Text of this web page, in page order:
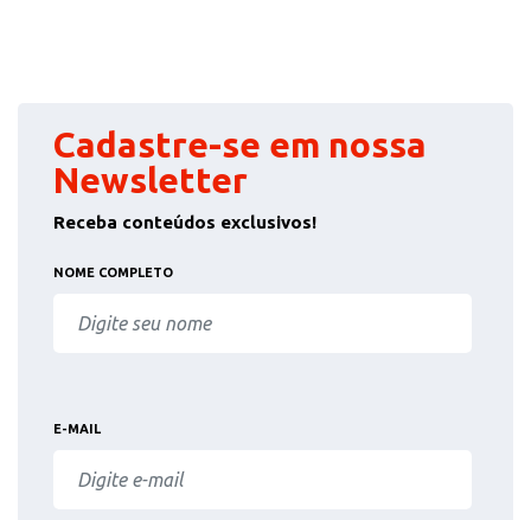
Cadastre-se em nossa
Newsletter
Receba conteúdos exclusivos!
NOME COMPLETO
E-MAIL